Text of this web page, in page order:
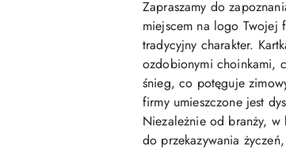
Zapraszamy do
miejscem na logo Twojej
tradycyjny charakter.
ozdobionymi choinkami,
śnieg, co potęguje
firmy umieszczone jest
Niezależnie od branży, w
do przekazywania